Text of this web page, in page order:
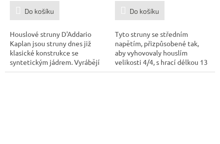
Do košíku
Houslové struny D'Addario
Kaplan jsou struny dnes již
klasické konstrukce se
syntetickým jádrem. Vyrábějí
se ve dvou...
Do košíku
Tyto struny se středním
napětím, přizpůsobené tak,
aby vyhovovaly houslím
velikosti 4/4, s hrací délkou 13
palců (328...